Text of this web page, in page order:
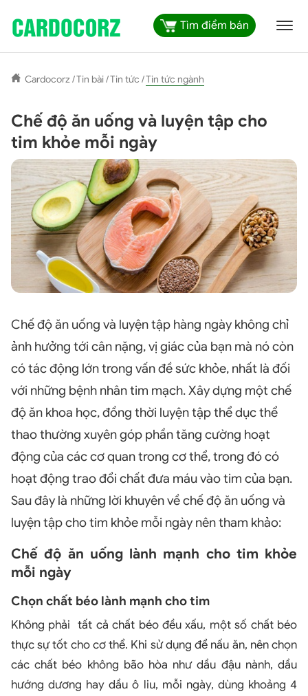
Tìm điểm bán
Cardocorz/Tin bài/Tin tức /Tin tức ngành
Chế độ ăn uống và luyện tập cho
tim khỏe mỗi ngày
Chế độ ăn uống và luyện tập hàng ngày không chỉ
ảnh hưởng tới cân nặng, vị giác của bạn mà nó còn
có tác động lớn trong vấn đề sức khỏe, nhất là đối
với những bệnh nhân tim mạch. Xây dựng một chế
độ ăn khoa học, đồng thời luyện tập thể dục thể
thao thường xuyên góp phần tăng cường hoạt
động của các cơ quan trong cơ thể, trong đó có
hoạt động trao đổi chất đưa máu vào tim của bạn.
Sau đây là những lời khuyên về chế độ ăn uống và
luyện tập cho tim khỏe mỗi ngày nên tham khảo:
Chế độ ăn uống lành mạnh cho tim khỏe
mỗi ngày
Chọn chất béo lành mạnh cho tim
Không phải tất cả chất béo đều xấu, một số chất béo
thực sự tốt cho cơ thể. Khi sử dụng để nấu ăn, nên chọn
các chất béo không bão hòa như dầu đậu nành, dầu
hướng dương hay dầu ô liu, mỗi ngày, dùng khoảng 4